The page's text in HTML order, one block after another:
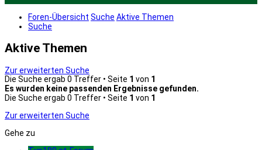
Foren-Übersicht Suche Aktive Themen
Suche
Aktive Themen
Zur erweiterten Suche
Die Suche ergab 0 Treffer • Seite 1 von 1
Es wurden keine passenden Ergebnisse gefunden.
Die Suche ergab 0 Treffer • Seite 1 von 1
Zur erweiterten Suche
Gehe zu